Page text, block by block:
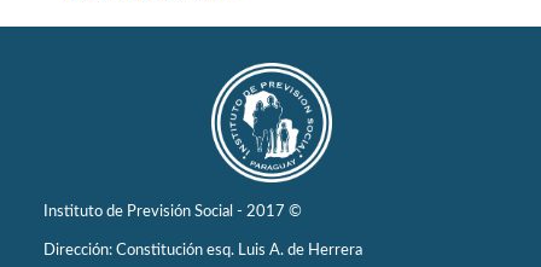
Instituto de Previsión Social - 2017 ©
Dirección: Constitución esq. Luis A. de Herrera